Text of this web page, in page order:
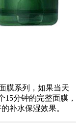
膜系列，如果当天
分钟的完整面膜，
补水保湿效果。